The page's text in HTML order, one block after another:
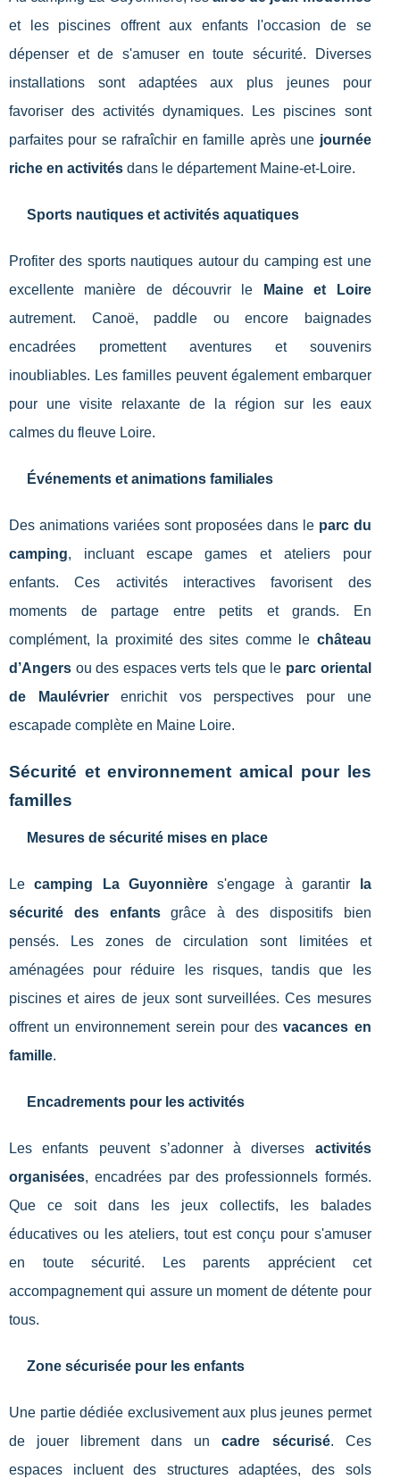
et les piscines offrent aux enfants l'occasion de se
dépenser et de s'amuser en toute sécurité. Diverses
installations sont adaptées aux plus jeunes pour
favoriser des activités dynamiques. Les piscines sont
parfaites pour se rafraîchir en famille après une journée
riche en activités dans le département Maine-et-Loire.
Sports nautiques et activités aquatiques
Profiter des sports nautiques autour du camping est une
excellente manière de découvrir le
Maine et Loire
autrement. Canoë, paddle ou encore baignades
encadrées promettent aventures et souvenirs
inoubliables. Les familles peuvent également embarquer
pour une visite relaxante de la région sur les eaux
calmes du fleuve Loire.
Événements et animations familiales
Des animations variées sont proposées dans le parc du
camping, incluant escape games et ateliers pour
enfants. Ces activités interactives favorisent des
moments de partage entre petits et grands. En
complément, la proximité des sites comme le château
d’Angers ou des espaces verts tels que le parc oriental
de Maulévrierenrichit vos perspectives pour une
escapade complète en Maine Loire.
Sécurité et environnement amical pour les
familles
Mesures de sécurité mises en place
Lecamping La Guyonnière s'engage à garantir
la
sécurité des enfantsgrâce à des dispositifs bien
pensés. Les zones de circulation sont limitées et
aménagées pour réduire les risques, tandis que les
piscines et aires de jeux sont surveillées. Ces mesures
offrent un environnement serein pour desvacances en
famille.
Encadrements pour les activités
Les enfants peuvent s’adonner à diverses activités
organisées, encadrées par des professionnels formés.
Que ce soit dans les jeux collectifs, les balades
éducatives ou les ateliers, tout est conçu pour s'amuser
en toute sécurité. Les parents apprécient cet
accompagnement qui assure un moment de détente pour
tous.
Zone sécurisée pour les enfants
Une partie dédiée exclusivement aux plus jeunes permet
de jouer librement dans uncadre sécurisé. Ces
espaces incluent des structures adaptées, des sols